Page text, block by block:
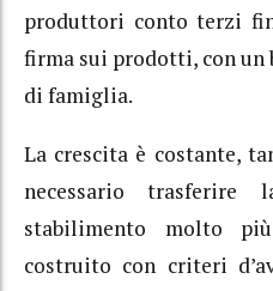
produttori conto terzi
firma sui prodotti, con un
di famiglia.
La crescita è costante,
necessario
stabilimento molto
costruito con criteri